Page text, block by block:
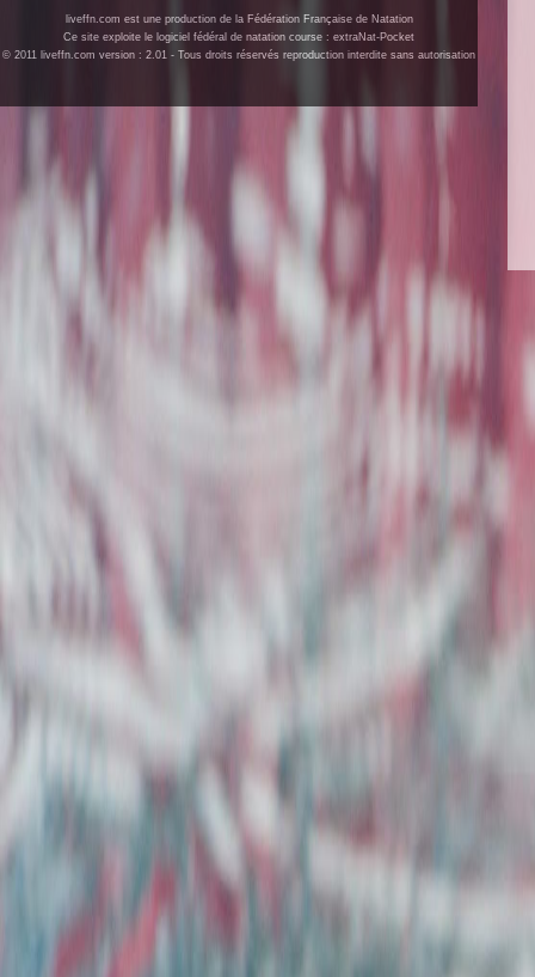
liveffn.com est une production de la Fédération Française de Natation
Ce site exploite le logiciel fédéral de natation course : extraNat-Pocket
© 2011 liveffn.com version : 2.01 - Tous droits réservés reproduction interdite sans autorisation